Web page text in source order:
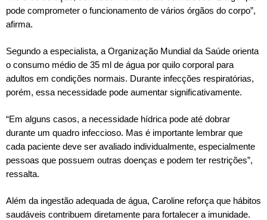
pode comprometer o funcionamento de vários órgãos do corpo”,
afirma.
Segundo a especialista, a Organização Mundial da Saúde orienta
o consumo médio de 35 ml de água por quilo corporal para
adultos em condições normais. Durante infecções respiratórias,
porém, essa necessidade pode aumentar significativamente.
“Em alguns casos, a necessidade hídrica pode até dobrar
durante um quadro infeccioso. Mas é importante lembrar que
cada paciente deve ser avaliado individualmente, especialmente
pessoas que possuem outras doenças e podem ter restrições”,
ressalta.
Além da ingestão adequada de água, Caroline reforça que hábitos
saudáveis contribuem diretamente para fortalecer a imunidade.